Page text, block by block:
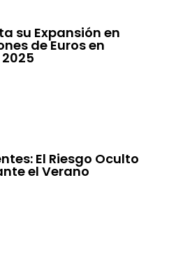
su Expansión en
de Euros en
El Riesgo Oculto
el Verano